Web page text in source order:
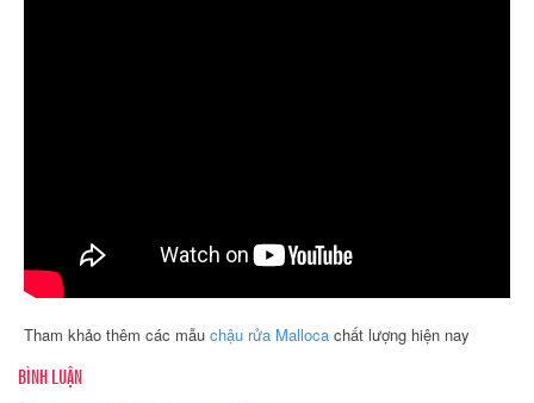
Tham khảo thêm các mẫu chậu rửa Malloca chất lượng hiện nay
BÌNH LUẬN